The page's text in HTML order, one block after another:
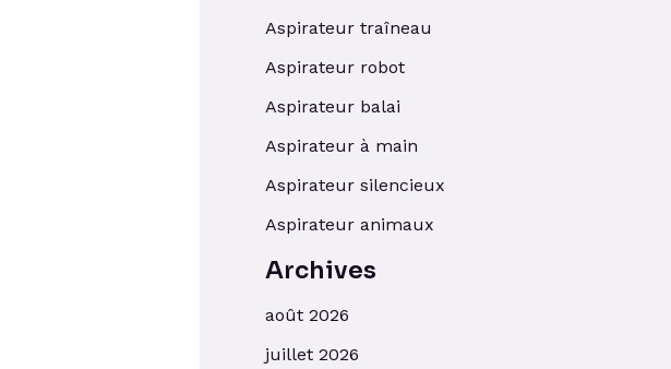
Aspirateur traîneau
Aspirateur robot
Aspirateur balai
Aspirateur à main
Aspirateur silencieux
Aspirateur animaux
Archives
août 2026
juillet 2026